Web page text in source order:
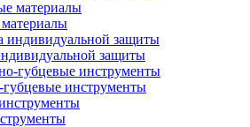
защиты
инструменты